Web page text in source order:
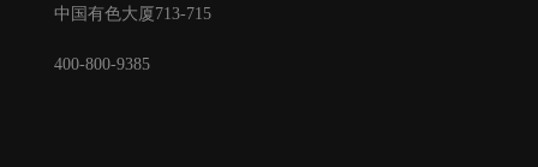
中国有色大厦713-715
400-800-9385